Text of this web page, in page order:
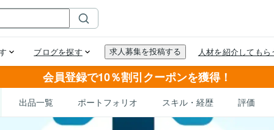
会員登録で10％割引クーポンを獲得！
出品一覧 ポートフォリオ スキル・経歴 評価